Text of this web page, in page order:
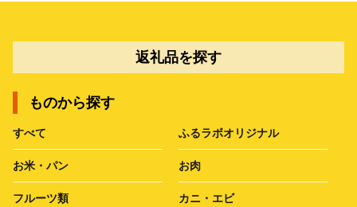
返礼品を探す
ものから探す
すべて ふるラボオリジナル
お米・パン お肉
フルーツ類 カニ・エビ